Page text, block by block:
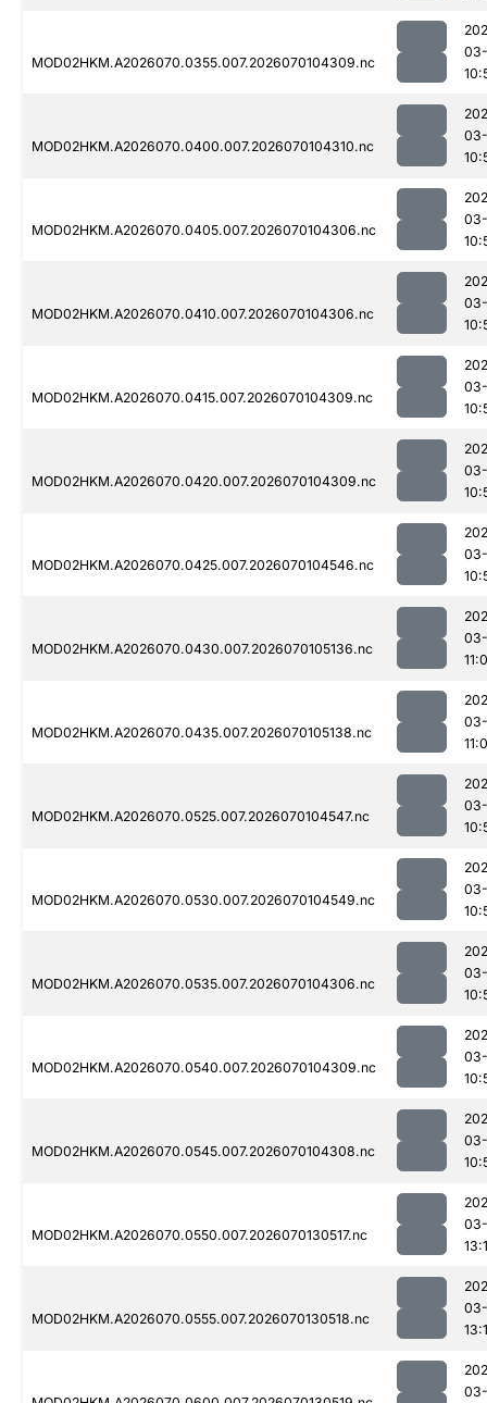
MOD02HKM.A2026070.0355.007.2026070104309.nc
03-
MOD02HKM.A2026070.0400.007.2026070104310.nc
03-
MOD02HKM.A2026070.0405.007.2026070104306.nc
03-
MOD02HKM.A2026070.0410.007.2026070104306.nc
03-
MOD02HKM.A2026070.0415.007.2026070104309.nc
03-
MOD02HKM.A2026070.0420.007.2026070104309.nc
03-
MOD02HKM.A2026070.0425.007.2026070104546.nc
03-
MOD02HKM.A2026070.0430.007.2026070105136.nc
03-
MOD02HKM.A2026070.0435.007.2026070105138.nc
03-
MOD02HKM.A2026070.0525.007.2026070104547.nc
03-
MOD02HKM.A2026070.0530.007.2026070104549.nc
03-
MOD02HKM.A2026070.0535.007.2026070104306.nc
03-
MOD02HKM.A2026070.0540.007.2026070104309.nc
03-
MOD02HKM.A2026070.0545.007.2026070104308.nc
03-
MOD02HKM.A2026070.0550.007.2026070130517.nc
03-
MOD02HKM.A2026070.0555.007.2026070130518.nc
03-
03-